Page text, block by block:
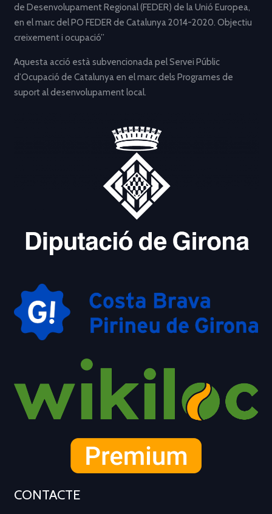
de Desenvolupament Regional (FEDER) de la Unió Europea,
en el marc del PO FEDER de Catalunya 2014-2020. Objectiu
creixement i ocupació”
Aquesta acció està subvencionada pel Servei Públic
d’Ocupació de Catalunya en el marc dels Programes de
suport al desenvolupament local.
CONTACTE